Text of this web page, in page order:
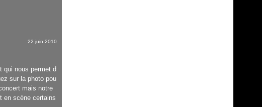
22 juin 2010
qui nous permet d
sur la photo pou
mais notre
en scène certains